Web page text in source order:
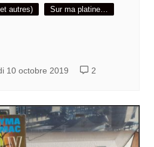
autres)
Sur ma platine…
10 octobre 2019 2